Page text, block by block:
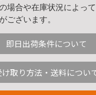
場合や在庫状況によっ
ございます。
即日出荷条件について
け取り方法・送料につい